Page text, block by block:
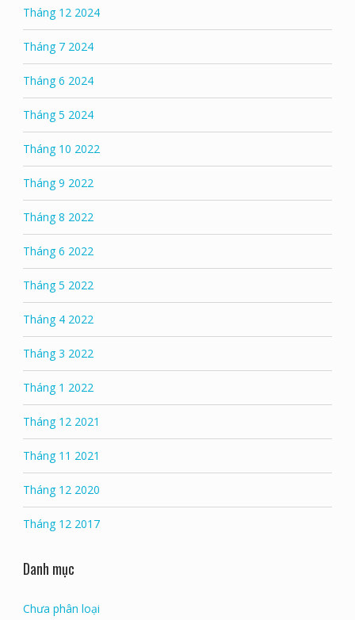
Tháng 12 2024
Tháng 7 2024
Tháng 6 2024
Tháng 5 2024
Tháng 10 2022
Tháng 9 2022
Tháng 8 2022
Tháng 6 2022
Tháng 5 2022
Tháng 4 2022
Tháng 3 2022
Tháng 1 2022
Tháng 12 2021
Tháng 11 2021
Tháng 12 2020
Tháng 12 2017
Danh mục
Chưa phân loại